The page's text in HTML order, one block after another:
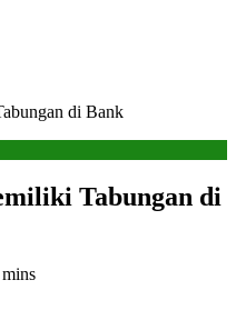
di Bank
Tabungan di